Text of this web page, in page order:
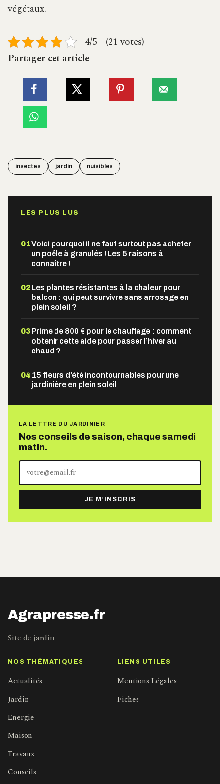
végétaux.
4/5 - (21 votes)
Partager cet article
insectes jardin nuisibles
LES PLUS LUS
01Voici pourquoi il ne faut surtout pas acheter
un poêle à granulés ! Les 5 raisons à
connaître !
02Les plantes résistantes à la chaleur pour
balcon : qui peut survivre sans arrosage en
plein soleil ?
03Prime de 800 € pour le chauffage : comment
obtenir cette aide pour passer l’hiver au
chaud ?
04 15 fleurs d’été incontournables pour une
jardinière en plein soleil
LA LETTRE DU JARDINIER
Nos conseils de saison, chaque samedi
matin.
Votre
adresse
e-
mail
JE M’INSCRIS
Agrapresse.fr
Site de jardin
NOS THÉMATIQUES
Actualités
Jardin
Energie
Maison
Travaux
Conseils
LIENS UTILES
Mentions Légales
Fiches